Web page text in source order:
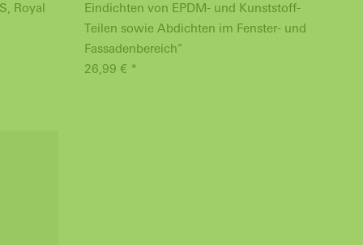
Royal
Eindichten von EPDM- und Kunststoff-
Teilen sowie Abdichten im Fenster- und
Fassadenbereich"
26,99 € *